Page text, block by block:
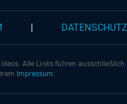
DATENSCHUTZ
Alle Links führen ausschließlich
Impressum.